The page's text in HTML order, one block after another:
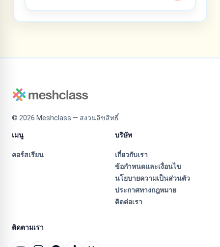
© 2026 Meshclass — สงวนลิขสิทธิ์
เมนู
คอร์สเรียน
บริษัท
เกี่ยวกับเรา
ข้อกำหนดและเงื่อนไข
นโยบายความเป็นส่วนตัว
ประกาศทางกฎหมาย
ติดต่อเรา
ติดตามเรา